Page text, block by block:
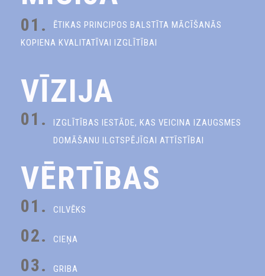
01.
ĒTIKAS PRINCIPOS BALSTĪTA MĀCĪŠANĀS
KOPIENA KVALITATĪVAI IZGLĪTĪBAI
VĪZIJA
01.
IZGLĪTĪBAS IESTĀDE, KAS VEICINA IZAUGSMES
DOMĀŠANU ILGTSPĒJĪGAI ATTĪSTĪBAI
VĒRTĪBAS
01. CILVĒKS
02. CIEŅA
03. GRIBA